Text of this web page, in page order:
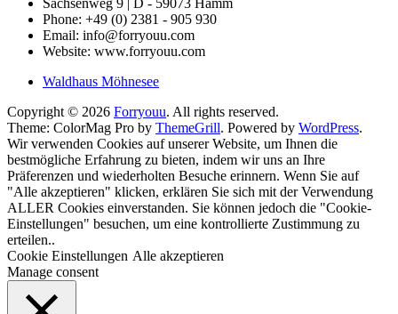
Sachsenweg 9 | D - 59073 Hamm
Phone: +49 (0) 2381 - 905 930
Email: info@forryouu.com
Website: www.forryouu.com
Waldhaus Möhnesee
Copyright © 2026 Forryouu. All rights reserved.
Theme: ColorMag Pro by ThemeGrill. Powered by WordPress.
Wir verwenden Cookies auf unserer Website, um Ihnen die
bestmögliche Erfahrung zu bieten, indem wir uns an Ihre
Präferenzen und wiederholten Besuche erinnern. Wenn Sie auf
"Alle akzeptieren" klicken, erklären Sie sich mit der Verwendung
ALLER Cookies einverstanden. Sie können jedoch die "Cookie-
Einstellungen" besuchen, um eine kontrollierte Zustimmung zu
erteilen..
Cookie Einstellungen Alle akzeptieren
Manage consent